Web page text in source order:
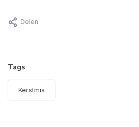
Delen
Tags
Kerstmis